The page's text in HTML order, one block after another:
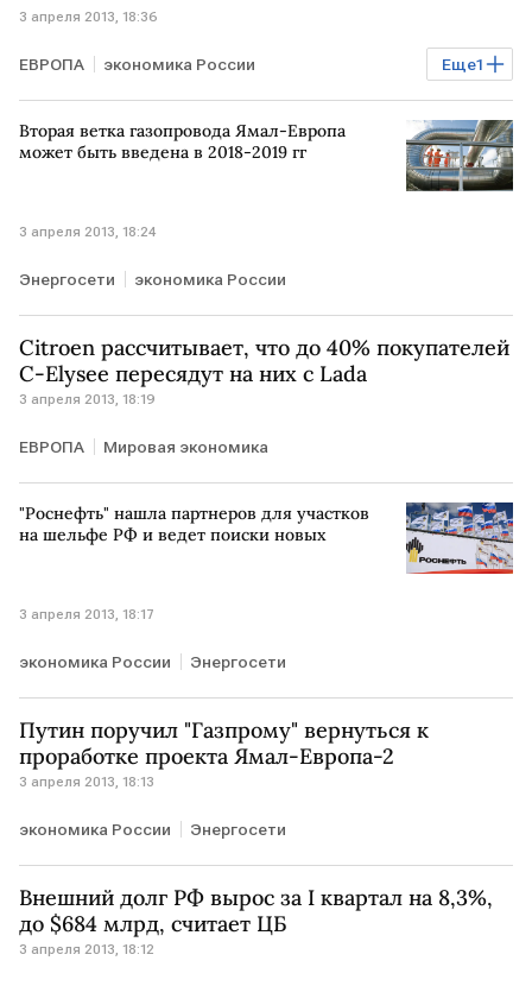
3 апреля 2013, 18:36
Еще1
ЕВРОПА экономика России
Мировая экономика
Вторая ветка газопровода Ямал-Европа
может быть введена в 2018-2019 гг
3 апреля 2013, 18:24
Энергосети экономика России
Citroen рассчитывает, что до 40% покупателей
C-Elysee пересядут на них с Lada
3 апреля 2013, 18:19
ЕВРОПА Мировая экономика
"Роснефть" нашла партнеров для участков
на шельфе РФ и ведет поиски новых
3 апреля 2013, 18:17
экономика России Энергосети
Путин поручил "Газпрому" вернуться к
проработке проекта Ямал-Европа-2
3 апреля 2013, 18:13
экономика России Энергосети
Внешний долг РФ вырос за I квартал на 8,3%,
до $684 млрд, считает ЦБ
3 апреля 2013, 18:12